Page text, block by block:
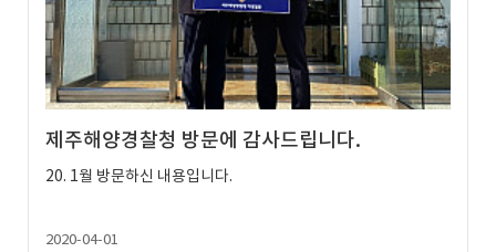
제주해양경찰청 방문에 감사드립니다.
20. 1월 방문하신 내용입니다.
2020-04-01